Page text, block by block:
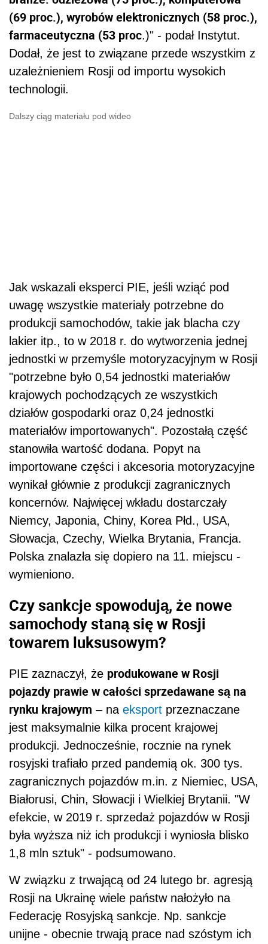
(69 proc.), wyrobów elektronicznych (58 proc.),
farmaceutyczna (53 proc.)" - podał Instytut.
Dodał, że jest to związane przede wszystkim z
uzależnieniem Rosji od importu wysokich
technologii.
Dalszy ciąg materiału pod wideo
Jak wskazali eksperci PIE, jeśli wziąć pod
uwagę wszystkie materiały potrzebne do
produkcji samochodów, takie jak blacha czy
lakier itp., to w 2018 r. do wytworzenia jednej
jednostki w przemyśle motoryzacyjnym w Rosji
"potrzebne było 0,54 jednostki materiałów
krajowych pochodzących ze wszystkich
działów gospodarki oraz 0,24 jednostki
materiałów importowanych". Pozostałą część
stanowiła wartość dodana. Popyt na
importowane części i akcesoria motoryzacyjne
wynikał głównie z produkcji zagranicznych
koncernów. Najwięcej wkładu dostarczały
Niemcy, Japonia, Chiny, Korea Płd., USA,
Słowacja, Czechy, Wielka Brytania, Francja.
Polska znalazła się dopiero na 11. miejscu -
wymieniono.
Czy sankcje spowodują, że nowe
samochody staną się w Rosji
towarem luksusowym?
PIE zaznaczył, że produkowane w Rosji
pojazdy prawie w całości sprzedawane są na
rynku krajowym – na eksport przeznaczane
jest maksymalnie kilka procent krajowej
produkcji. Jednocześnie, rocznie na rynek
rosyjski trafiało przed pandemią ok. 300 tys.
zagranicznych pojazdów m.in. z Niemiec, USA,
Białorusi, Chin, Słowacji i Wielkiej Brytanii. "W
efekcie, w 2019 r. sprzedaż pojazdów w Rosji
była wyższa niż ich produkcji i wyniosła blisko
1,8 mln sztuk" - podsumowano.
W związku z trwającą od 24 lutego br. agresją
Rosji na Ukrainę wiele państw nałożyło na
Federację Rosyjską sankcje. Np. sankcje
unijne - obecnie trwają prace nad szóstym ich